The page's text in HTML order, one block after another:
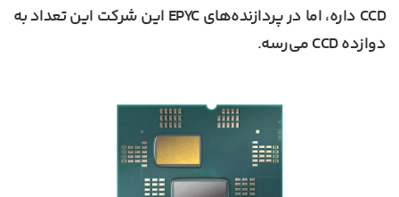
CCD داره، اما در پردازنده‌های EPYC این شرکت این تعداد به
دوازده CCD می‌رسه.